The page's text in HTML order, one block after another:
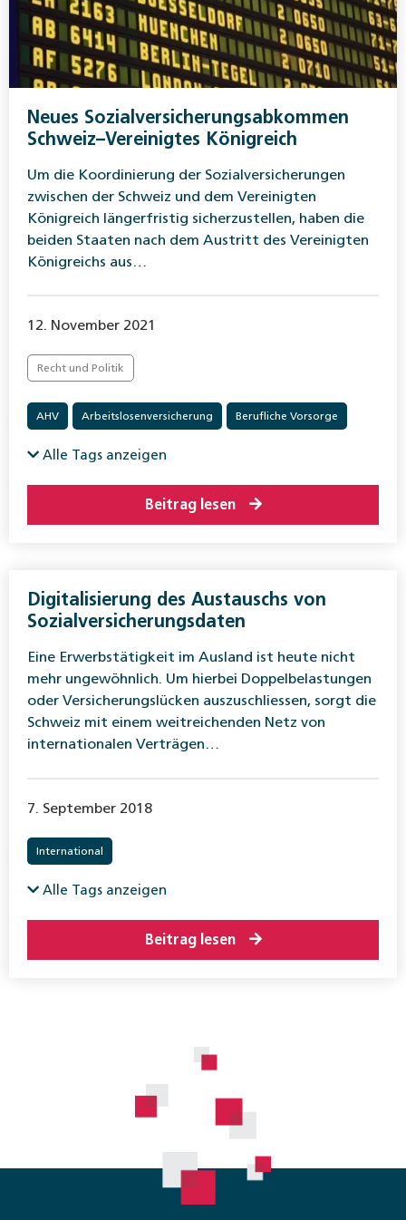
Neues Sozialversicherungsabkommen
Schweiz–Vereinigtes Königreich
Um die Koordinierung der Sozialversicherungen
zwischen der Schweiz und dem Vereinigten
Königreich längerfristig sicherzustellen, haben die
beiden Staaten nach dem Austritt des Vereinigten
Königreichs aus…
12. November 2021
Recht und Politik
AHV Arbeitslosenversicherung Berufliche Vorsorge
Ergänzungsleistungen
Überbrückungsleistungen Unfallversicherung
Alle Tags anzeigen
Beitrag lesen
Digitalisierung des Austauschs von
Sozialversicherungsdaten
Eine Erwerbstätigkeit im Ausland ist heute nicht
mehr ungewöhnlich. Um hierbei Doppelbelastungen
oder Versicherungslücken auszuschliessen, sorgt die
Schweiz mit einem weitreichenden Netz von
internationalen Verträgen…
7. September 2018
International
Alle Tags anzeigen
Beitrag lesen